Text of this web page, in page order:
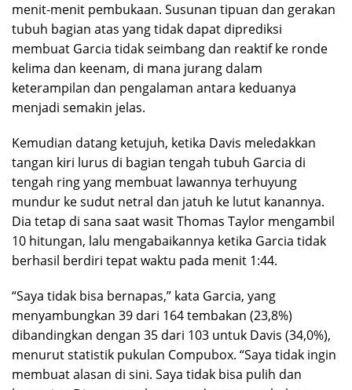
menit-menit pembukaan. Susunan tipuan dan gerakan
tubuh bagian atas yang tidak dapat diprediksi
membuat Garcia tidak seimbang dan reaktif ke ronde
kelima dan keenam, di mana jurang dalam
keterampilan dan pengalaman antara keduanya
menjadi semakin jelas.
Kemudian datang ketujuh, ketika Davis meledakkan
tangan kiri lurus di bagian tengah tubuh Garcia di
tengah ring yang membuat lawannya terhuyung
mundur ke sudut netral dan jatuh ke lutut kanannya.
Dia tetap di sana saat wasit Thomas Taylor mengambil
10 hitungan, lalu mengabaikannya ketika Garcia tidak
berhasil berdiri tepat waktu pada menit 1:44.
“Saya tidak bisa bernapas,” kata Garcia, yang
menyambungkan 39 dari 164 tembakan (23,8%)
dibandingkan dengan 35 dari 103 untuk Davis (34,0%),
menurut statistik pukulan Compubox. “Saya tidak ingin
membuat alasan di sini. Saya tidak bisa pulih dan